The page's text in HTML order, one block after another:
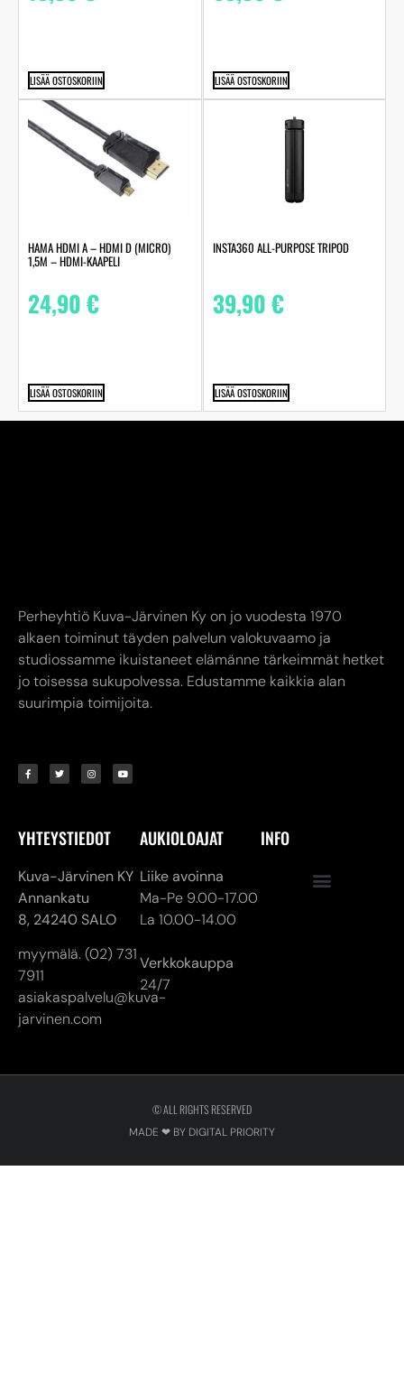
LISÄÄ OSTOSKORIIN LISÄÄ OSTOSKORIIN
HAMA HDMI A – HDMI D (MICRO)
1,5M – HDMI-KAAPELI
24,90€
LISÄÄ OSTOSKORIIN
INSTA360 ALL-PURPOSE TRIPOD
39,90€
LISÄÄ OSTOSKORIIN
Perheyhtiö Kuva-Järvinen Ky on jo vuodesta 1970
alkaen toiminut täyden palvelun valokuvaamo ja
studiossamme ikuistaneet elämänne tärkeimmät hetket
jo toisessa sukupolvessa. Edustamme kaikkia alan
suurimpia toimijoita.
YHTEYSTIEDOT
Kuva-Järvinen KY
Annankatu
8, 24240 SALO
myymälä. (02) 731
7911
asiakaspalvelu@kuva-
jarvinen.com
AUKIOLOAJAT
Liike avoinna
Ma-Pe 9.00-17.00
La 10.00-14.00
Verkkokauppa
24/7
INFO
© ALL RIGHTS RESERVED
MADE ❤ BY DIGITAL PRIORITY